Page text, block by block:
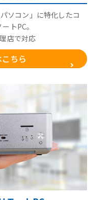
ソコン」に特化したコ
トPC。
店で対応
ちら